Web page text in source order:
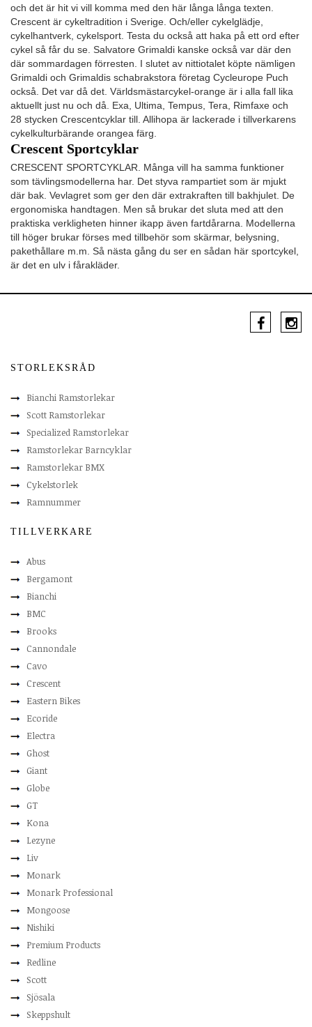
och det är hit vi vill komma med den här långa långa texten.
Crescent är cykeltradition i Sverige. Och/eller cykelglädje,
cykelhantverk, cykelsport. Testa du också att haka på ett ord efter
cykel så får du se. Salvatore Grimaldi kanske också var där den
där sommardagen förresten. I slutet av nittiotalet köpte nämligen
Grimaldi och Grimaldis schabrakstora företag Cycleurope Puch
också. Det var då det. Världsmästarcykel-orange är i alla fall lika
aktuellt just nu och då. Exa, Ultima, Tempus, Tera, Rimfaxe och
28 stycken Crescentcyklar till. Allihopa är lackerade i tillverkarens
cykelkulturbärande orangea färg.
Crescent Sportcyklar
CRESCENT SPORTCYKLAR. Många vill ha samma funktioner
som tävlingsmodellerna har. Det styva rampartiet som är mjukt
där bak. Vevlagret som ger den där extrakraften till bakhjulet. De
ergonomiska handtagen. Men så brukar det sluta med att den
praktiska verkligheten hinner ikapp även fartdårarna. Modellerna
till höger brukar förses med tillbehör som skärmar, belysning,
pakethållare m.m. Så nästa gång du ser en sådan här sportcykel,
är det en ulv i fårakläder.
STORLEKSRÅD
Bianchi Ramstorlekar
Scott Ramstorlekar
Specialized Ramstorlekar
Ramstorlekar Barncyklar
Ramstorlekar BMX
Cykelstorlek
Ramnummer
TILLVERKARE
Abus
Bergamont
Bianchi
BMC
Brooks
Cannondale
Cavo
Crescent
Eastern Bikes
Ecoride
Electra
Ghost
Giant
Globe
GT
Kona
Lezyne
Liv
Monark
Monark Professional
Mongoose
Nishiki
Premium Products
Redline
Scott
Sjösala
Skeppshult